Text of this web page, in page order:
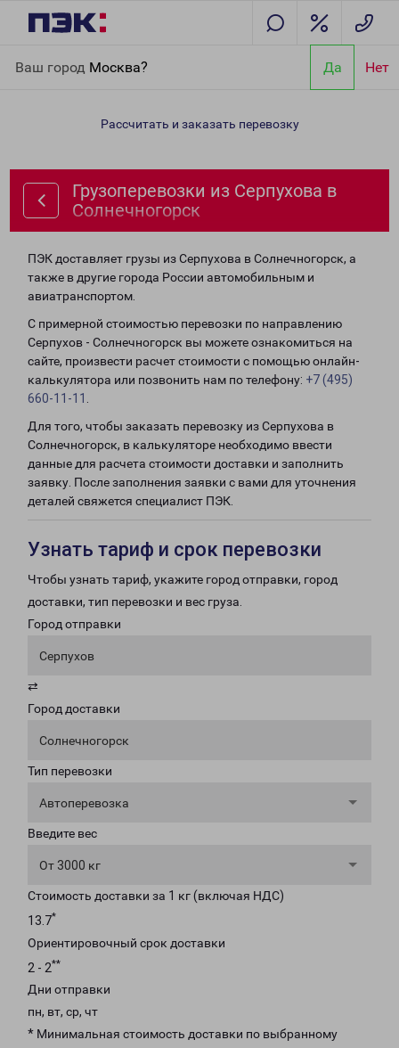
Ваш город Москва? Да Нет
Солнечногорск
Рассчитать и заказать перевозку
Грузоперевозки из Серпухова в
Солнечногорск
ПЭК доставляет грузы из Серпухова в Солнечногорск, а
также в другие города России автомобильным и
авиатранспортом.
С примерной стоимостью перевозки по направлению
Серпухов - Солнечногорск вы можете ознакомиться на
сайте, произвести расчет стоимости с помощью онлайн-
калькулятора или позвонить нам по телефону: +7 (495)
660-11-11
Для того, чтобы заказать перевозку из Серпухова в
Солнечногорск, в калькуляторе необходимо ввести
данные для расчета стоимости доставки и заполнить
заявку. После заполнения заявки с вами для уточнения
деталей свяжется специалист ПЭК.
Узнать тариф и срок перевозки
Чтобы узнать тариф, укажите город отправки, город
доставки, тип перевозки и вес груза.
Город отправки
Серпухов
⇄
Город доставки
Солнечногорск
Тип перевозки
Автоперевозка
Введите вес
От 3000 кг
Стоимость доставки за 1 кг (включая НДС)
13.7*
Ориентировочный срок доставки
2 - 2**
Дни отправки
пн, вт, ср, чт
* Минимальная стоимость доставки по выбранному